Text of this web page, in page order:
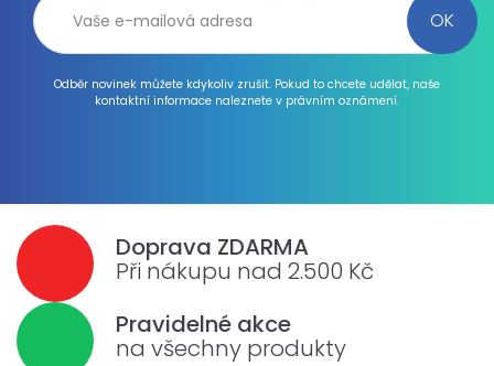
Odběr novinek můžete kdykoliv zrušit. Pokud to chcete udělat, naše
kontaktní informace naleznete v právním oznámení.
Doprava ZDARMA
Při nákupu nad 2.500 Kč
Pravidelné akce
na všechny produkty